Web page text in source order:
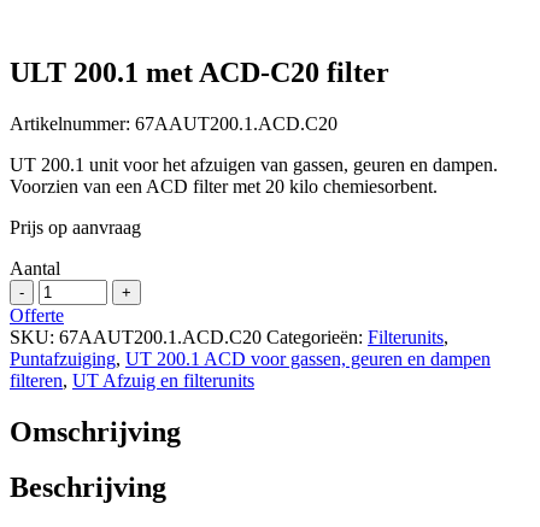
ULT 200.1 met ACD-C20 filter
Artikelnummer: 67AAUT200.1.ACD.C20
UT 200.1 unit voor het afzuigen van gassen, geuren en dampen.
Voorzien van een ACD filter met 20 kilo chemiesorbent.
Prijs op aanvraag
Aantal
-
ULT
200.1
met
ACD-
C20
aantal
+
Offerte
SKU: 67AAUT200.1.ACD.C20 Categorieën: Filterunits,
Puntafzuiging, UT 200.1 ACD voor gassen, geuren en dampen
filteren, UT Afzuig en filterunits
Omschrijving
Beschrijving